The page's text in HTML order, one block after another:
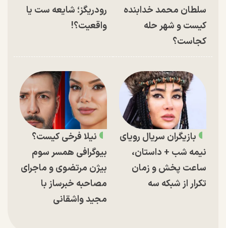
سلطان محمد خدابنده
کیست و شهر حله
کجاست؟
رودریگز؛ شایعه ست یا
واقعیت؟!
بازیگران سریال رویای
نیمه شب + داستان،
ساعت پخش و زمان
تکرار از شبکه سه
نیلا فرخی کیست؟
بیوگرافی همسر سوم
بیژن مرتضوی و ماجرای
مصاحبه خبرساز با
مجید واشقانی